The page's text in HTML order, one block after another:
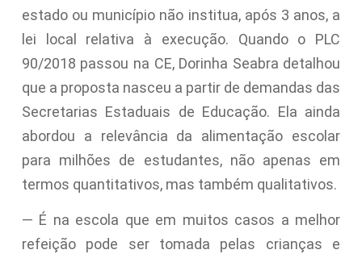
estado ou município não institua, após 3 anos, a
lei local relativa à execução. Quando o PLC
90/2018 passou na CE, Dorinha Seabra detalhou
que a proposta nasceu a partir de demandas das
Secretarias Estaduais de Educação. Ela ainda
abordou a relevância da alimentação escolar
para milhões de estudantes, não apenas em
termos quantitativos, mas também qualitativos.
— É na escola que em muitos casos a melhor
refeição pode ser tomada pelas crianças e